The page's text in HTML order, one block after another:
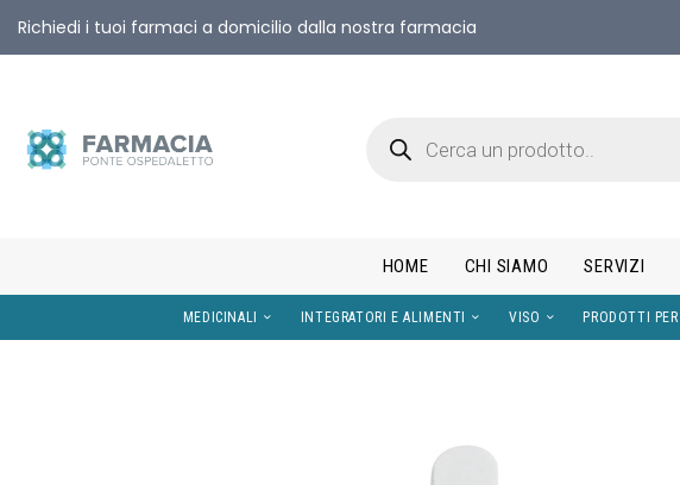
Richiedi i tuoi farmaci a domicilio dalla nostra farmacia
HOME CHI SIAMO SERVIZI